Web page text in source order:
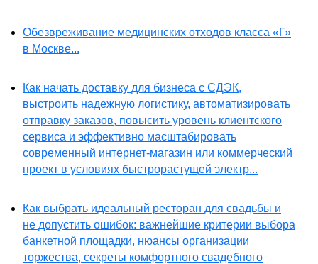
Обезвреживание медицинских отходов класса «Г»
в Москве...
Как начать доставку для бизнеса с СДЭК,
выстроить надежную логистику, автоматизировать
отправку заказов, повысить уровень клиентского
сервиса и эффективно масштабировать
современный интернет-магазин или коммерческий
проект в условиях быстрорастущей электр...
Как выбрать идеальный ресторан для свадьбы и
не допустить ошибок: важнейшие критерии выбора
банкетной площадки, нюансы организации
торжества, секреты комфортного свадебного